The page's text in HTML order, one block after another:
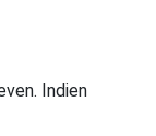
Indien